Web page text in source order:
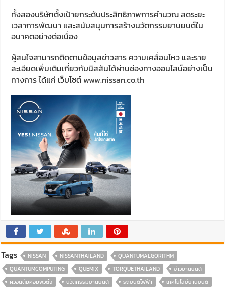
ทั้งสองบริษัทตั้งเป้ายกระดับประสิทธิภาพการคำนวณ ลดระยะ
เวลาการพัฒนา และสนับสนุนการสร้างนวัตกรรมยานยนต์ใน
อนาคตอย่างต่อเนื่อง
ผู้สนใจสามารถติดตามข้อมูลข่าวสาร ความเคลื่อนไหว และราย
ละเอียดเพิ่มเติมเกี่ยวกับนิสสันได้ผ่านช่องทางออนไลน์อย่างเป็น
ทางการ ได้แก่ เว็บไซต์www.nissan.co.th
Tags NISSAN NISSANTHAILAND
QUANTUMALGORITHM
QUANTUMCOMPUTING
QUEMIX TORQUETHAILAND
ข่าวยานยนต์
ควอนตัมคอมพิวติ้ง
นวัตกรรมยานยนต์ รถยนต์ไฟฟ้า เทคโนโลยียานยนต์